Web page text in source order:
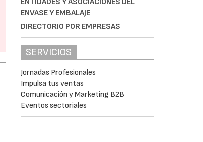
ENVASE Y EMBALAJE
DIRECTORIO POR EMPRESAS
SERVICIOS
Jornadas Profesionales
Impulsa tus ventas
Comunicación y Marketing B2B
Eventos sectoriales